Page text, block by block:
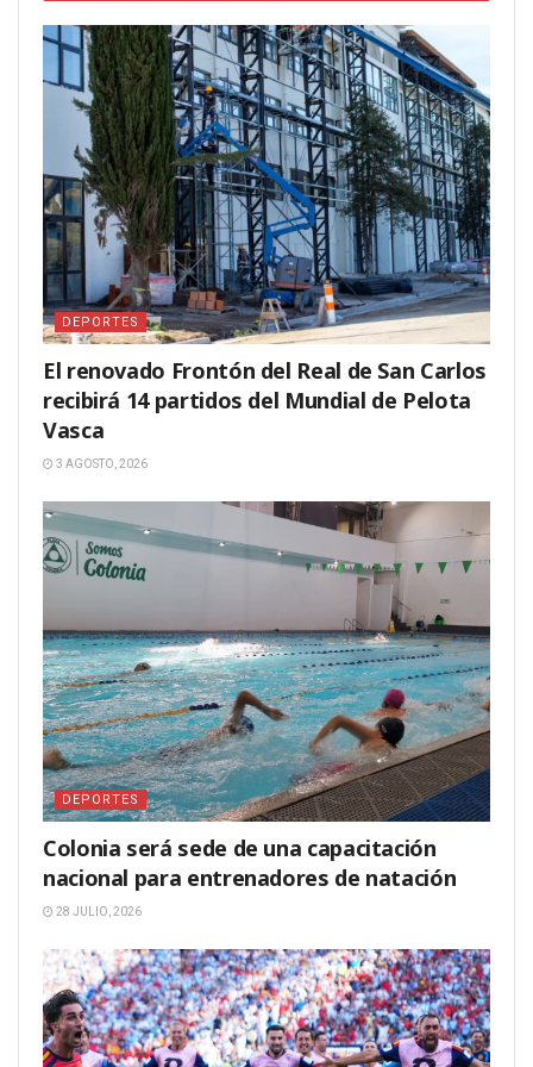
DEPORTES
El renovado Frontón del Real de San Carlos
recibirá 14 partidos del Mundial de Pelota
Vasca
3 AGOSTO, 2026
DEPORTES
Colonia será sede de una capacitación
nacional para entrenadores de natación
28 JULIO, 2026